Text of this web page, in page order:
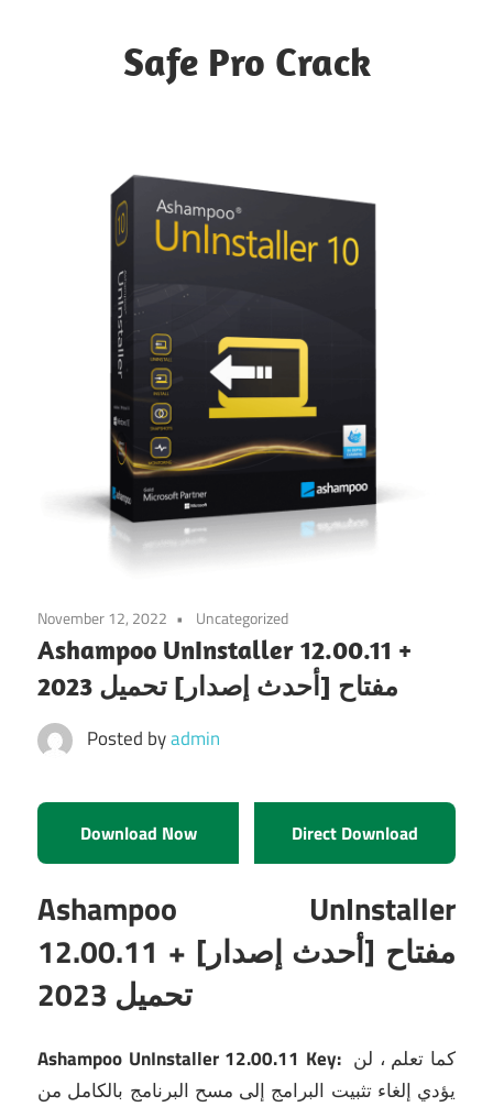
Safe Pro Crack
November 12, 2022 Uncategorized
Ashampoo UnInstaller 12.00.11 +
مفتاح [أحدث إصدار] تحميل 2023
Posted byadmin
Download Now Direct Download
Ashampoo UnInstaller
12.00.11 + مفتاح [أحدث إصدار]
تحميل 2023
Ashampoo UnInstaller 12.00.11 Key:كما تعلم ، لن
يؤدي إلغاء تثبيت البرامج إلى مسح البرنامج بالكامل من